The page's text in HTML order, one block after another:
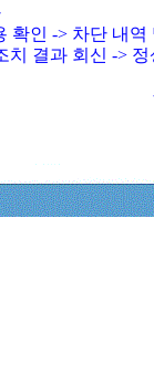
확인 -> 차단 내
치 결과 회신 ->